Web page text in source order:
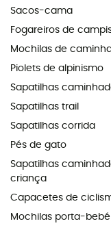
Sacos-cama
Fogareiros de
Mochilas de
Piolets de alpinismo
Sapatilhas
Sapatilhas trail
Sapatilhas corrida
Pés de gato
Sapatilhas
criança
Capacetes de
Mochilas porta-bebé